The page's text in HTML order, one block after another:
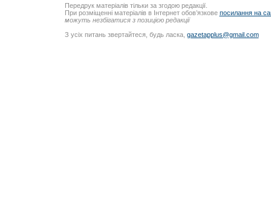
Передрук матеріалів тільки за згодою редакції.
При розміщенні матеріалів в Інтернет обов’язкове посилання на
можуть незбігатися з позицією редакції
З усіх питань звертайтеся, будь ласка, gazetapplus@gmail.com